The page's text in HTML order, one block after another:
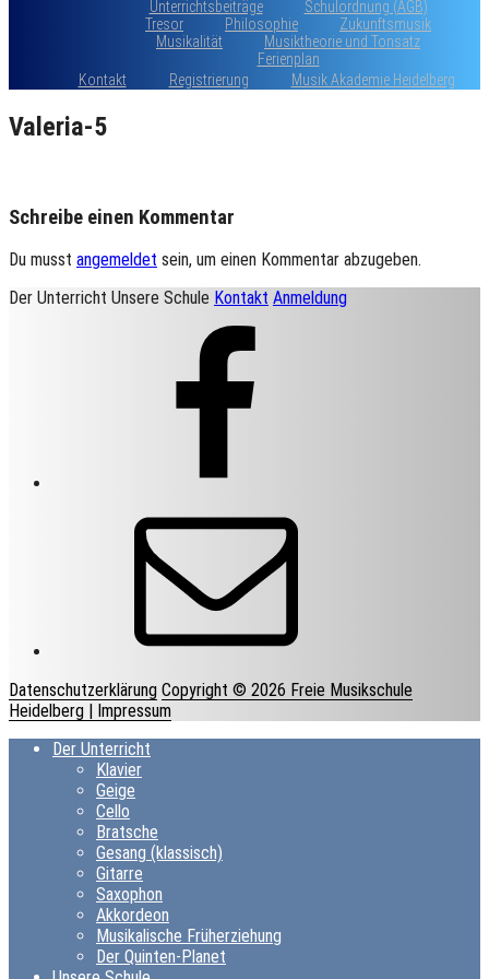
Unterrichtsbeiträge
Schulordnung (AGB)
Tresor
Philosophie
Zukunftsmusik
Musikalität
Musiktheorie und Tonsatz
Ferienplan
Kontakt
Registrierung Musik Akademie Heidelberg
Valeria-5
Schreibe einen Kommentar
Du musst angemeldet sein, um einen Kommentar abzugeben.
Der Unterricht Unsere Schule Kontakt Anmeldung
Datenschutzerklärung Copyright © 2026 Freie Musikschule
Heidelberg
| Impressum
Der Unterricht
Klavier
Geige
Cello
Bratsche
Gesang (klassisch)
Gitarre
Saxophon
Akkordeon
Musikalische Früherziehung
Der Quinten-Planet